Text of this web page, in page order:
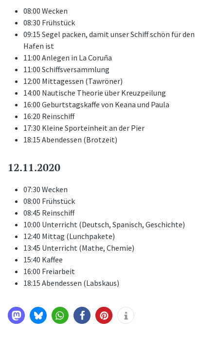
08:00 Wecken
08:30 Frühstück
09:15 Segel packen, damit unser Schiff schön für den
Hafen ist
11:00 Anlegen in La Coruña
11:00 Schiffsversammlung
12:00 Mittagessen (Tawröner)
14:00 Nautische Theorie über Kreuzpeilung
16:00 Geburtstagskaffe von Keana und Paula
16:20 Reinschiff
17:30 Kleine Sporteinheit an der Pier
18:15 Abendessen (Brotzeit)
12.11.2020
07:30 Wecken
08:00 Frühstück
08:45 Reinschiff
10:00 Unterricht (Deutsch, Spanisch, Geschichte)
12:40 Mittag (Lunchpakete)
13:45 Unterricht (Mathe, Chemie)
15:40 Kaffee
16:00 Freiarbeit
18:15 Abendessen (Labskaus)